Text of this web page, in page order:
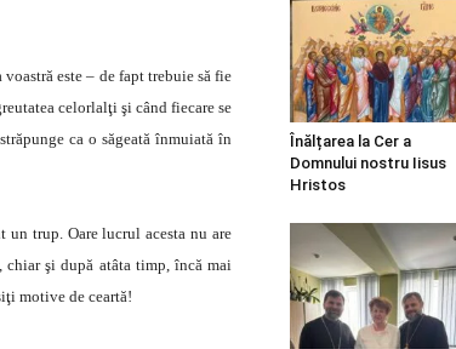
este – de fapt trebuie să fie
celorlalţi şi când fiecare se
ca o săgeată înmuiată în
un trup. Oare lucrul acesta nu are
şi după atâta timp, încă mai
motive de ceartă!
Înălțarea la Cer a
Domnului nostru Iisus
Hristos